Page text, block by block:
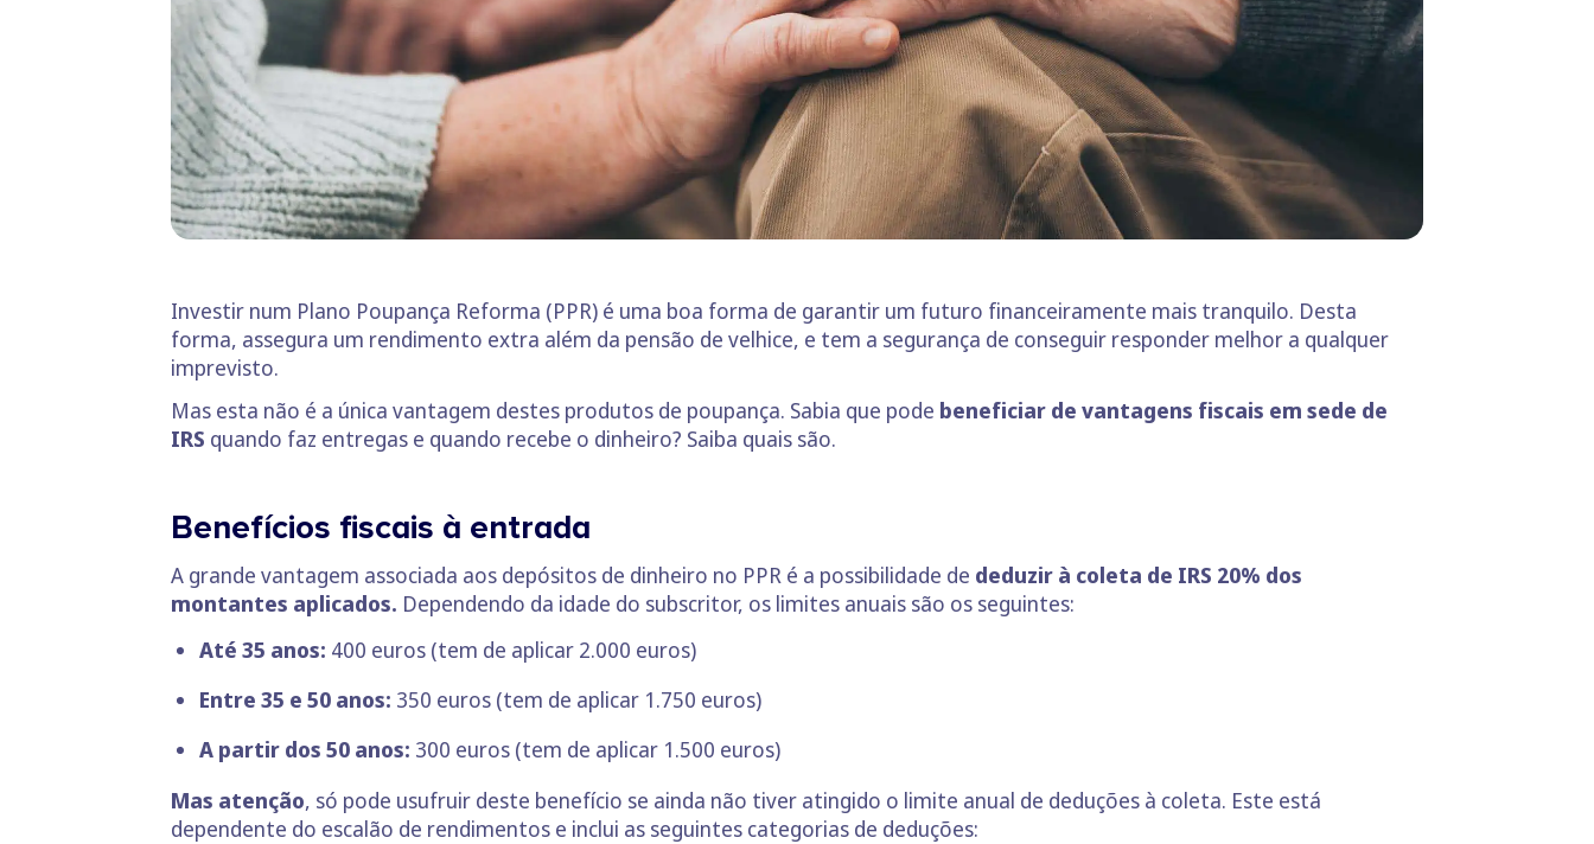
Investir num Plano Poupança Reforma (PPR) é uma boa forma de garantir um futuro financeiramente mais tranquilo. Desta
forma, assegura um rendimento extra além da pensão de velhice, e tem a segurança de conseguir responder melhor a qualquer
imprevisto.
Mas esta não é a única vantagem destes produtos de poupança. Sabia que pode beneficiar de vantagens fiscais em sede de
IRS quando faz entregas e quando recebe o dinheiro? Saiba quais são.
Benefícios fiscais à entrada
A grande vantagem associada aos depósitos de dinheiro no PPR é a possibilidade de deduzir à coleta de IRS 20% dos
montantes aplicados. Dependendo da idade do subscritor, os limites anuais são os seguintes:
Até 35 anos: 400 euros (tem de aplicar 2.000 euros)
Entre 35 e 50 anos: 350 euros (tem de aplicar 1.750 euros)
A partir dos 50 anos: 300 euros (tem de aplicar 1.500 euros)
Mas atenção, só pode usufruir deste benefício se ainda não tiver atingido o limite anual de deduções à coleta. Este está
dependente do escalão de rendimentos e inclui as seguintes categorias de deduções: